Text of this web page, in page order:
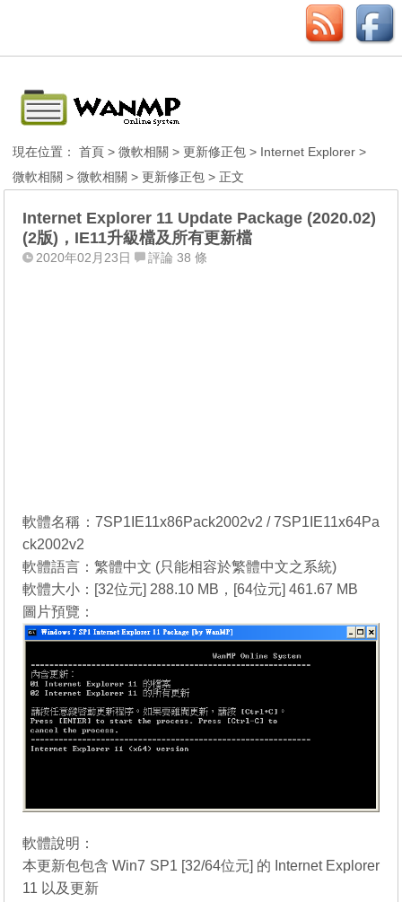
現在位置：首頁 >微軟相關 >更新修正包 > Internet Explorer >
微軟相關 >微軟相關 >更新修正包 > 正文
Internet Explorer 11 Update Package (2020.02)
(2版)，IE11升級檔及所有更新檔
2020年02月23日 評論 38 條
軟體名稱：7SP1IE11x86Pack2002v2 / 7SP1IE11x64Pa
ck2002v2
軟體語言：繁體中文 (只能相容於繁體中文之系統)
軟體大小：[32位元] 288.10 MB，[64位元] 461.67 MB
圖片預覽：
軟體說明：
本更新包包含 Win7 SP1 [32/64位元] 的 Internet Explorer
11 以及更新